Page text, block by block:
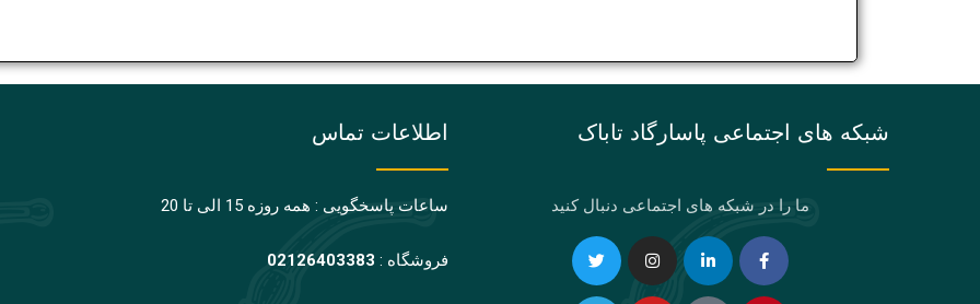
شبکه های اجتماعی پاسارگاد تاباک
ما را در شبکه های اجتماعی دنبال کنید
Facebook-
f
Linkedin-
in
Instagram
Twitter Pinterest
Eaparat
Youtube
Telegram
اطلاعات تماس
ساعات پاسخگویی : همه روزه 15 الی تا 20
فروشگاه : 02126403383